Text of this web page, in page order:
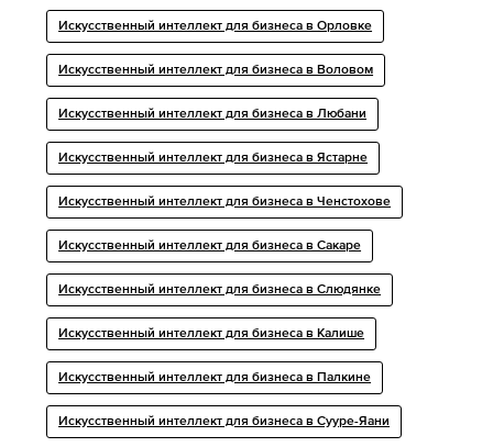
Искусственный интеллект для бизнеса в Орловке
Искусственный интеллект для бизнеса в Воловом
Искусственный интеллект для бизнеса в Любани
Искусственный интеллект для бизнеса в Ястарне
Искусственный интеллект для бизнеса в Ченстохове
Искусственный интеллект для бизнеса в Сакаре
Искусственный интеллект для бизнеса в Слюдянке
Искусственный интеллект для бизнеса в Калише
Искусственный интеллект для бизнеса в Палкине
Искусственный интеллект для бизнеса в Сууре-Яани